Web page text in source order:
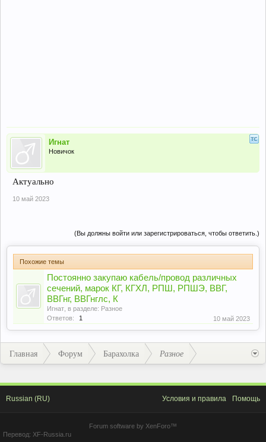
Игнат
Новичок
Актуально
10 май 2023
(Вы должны войти или зарегистрироваться, чтобы ответить.)
Похожие темы
Постоянно закупаю кабель/провод различных
сечений, марок КГ, КГХЛ, РПШ, РПШЭ, ВВГ,
ВВГнг, ВВГнглс, К
Игнат , в разделе: Разное
Ответов:
1 10 май 2023
Главная Форум Барахолка Разное
Russian (RU) Условия и правила Помощь
Forum software by XenForo™
Перевод: XF-Russia.ru